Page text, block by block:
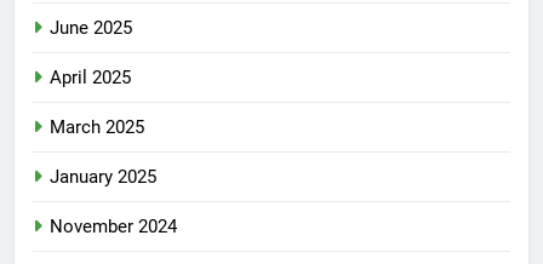
June 2025
April 2025
March 2025
January 2025
November 2024